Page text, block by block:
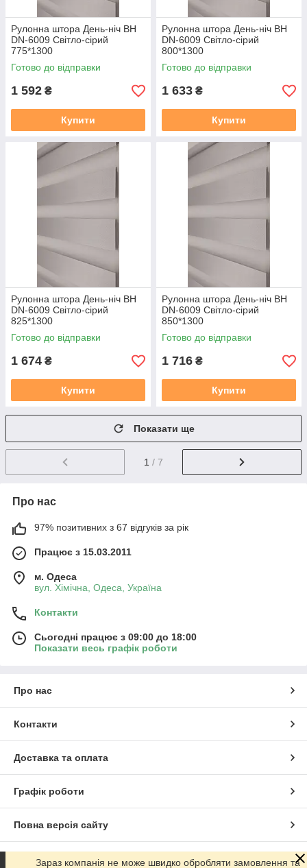
Рулонна штора День-ніч BН
DN-6009 Світло-сірий
775*1300
Готово до відправки
1 592 ₴
Купити
Рулонна штора День-ніч BН
DN-6009 Світло-сірий
800*1300
Готово до відправки
1 633 ₴
Купити
Рулонна штора День-ніч BН
DN-6009 Світло-сірий
825*1300
Готово до відправки
1 674 ₴
Купити
Рулонна штора День-ніч BН
DN-6009 Світло-сірий
850*1300
Готово до відправки
1 716 ₴
Купити
Показати ще
1 / 7
Про нас
97% позитивних з 67 відгуків за рік
Працює з 15.03.2011
м. Одеса
вул. Хiмiчна, Одеса, Україна
Контакти
Сьогодні працює з 09:00 до 18:00
Показати весь графік роботи
Про нас
Контакти
Доставка та оплата
Графік роботи
Повна версія сайту
Сайт створено на маркетплейсі Prom.ua
Зараз компанія не може швидко обробляти замовлення та